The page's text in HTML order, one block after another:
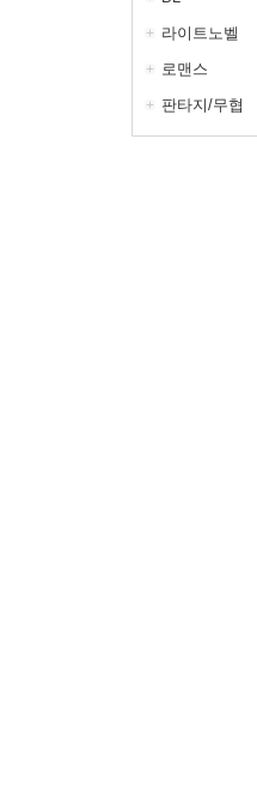
라이트노벨
로맨스
판타지/무협